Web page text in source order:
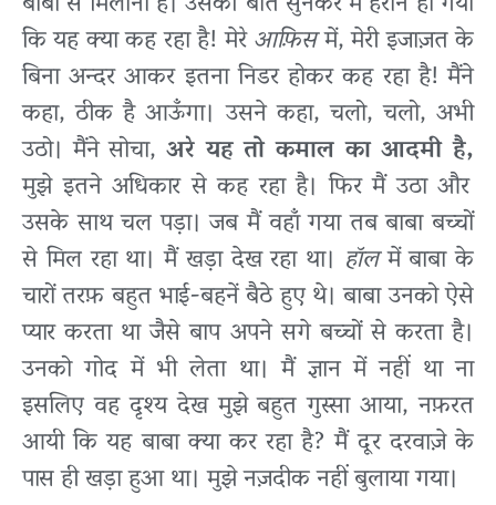
कि यह क्या कह रहा है! मेरेआफ़िसमें, मेरी इजाज़त के
बिना अन्दर आकर इतना निडर होकर कह रहा है! मैंने
कहा, ठीक है आऊँगा। उसने कहा, चलो, चलो, अभी
उठो। मैंने सोचा, अरे यह तो कमाल का आदमी है,
मुझे इतने अधिकार से कह रहा है। फिर मैं उठा और
उसके साथ चल पड़ा। जब मैं वहाँ गया तब बाबा बच्चों
से मिल रहा था। मैं खड़ा देख रहा था। हॉलमें बाबा के
चारों तरफ़ बहुत भाई-बहनें बैठे हुए थे। बाबा उनको ऐसे
प्यार करता था जैसे बाप अपने सगे बच्चों से करता है।
उनको गोद में भी लेता था। मैं ज्ञान में नहीं था ना
इसलिए वह दृश्य देख मुझे बहुत गुस्सा आया, नफ़रत
आयी कि यह बाबा क्या कर रहा है? मैं दूर दरवाज़े के
पास ही खड़ा हुआ था। मुझे नज़दीक नहीं बुलाया गया।